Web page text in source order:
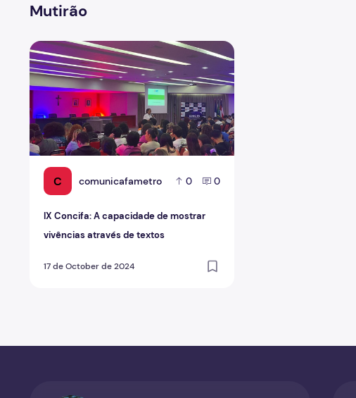
Mutirão
C comunicafametro 0 0
IX Concifa: A capacidade de mostrar
vivências através de textos
17 de October de 2024
IX Concifa: A capacidade de mostrar vivências através de textos